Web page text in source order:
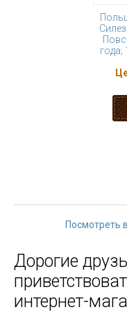
года;
Посмотреть
Дорогие
интернет-